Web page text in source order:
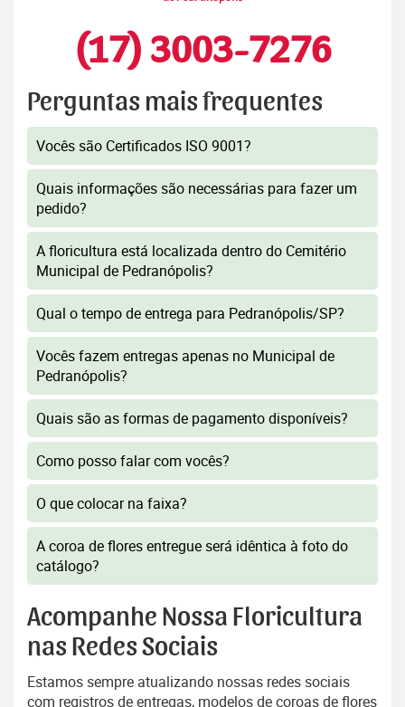
(17) 3003-7276
Perguntas mais frequentes
Vocês são Certificados ISO 9001?
Quais informações são necessárias para fazer um
pedido?
A floricultura está localizada dentro do Cemitério
Municipal de Pedranópolis?
Qual o tempo de entrega para Pedranópolis/SP?
Vocês fazem entregas apenas no Municipal de
Pedranópolis?
Quais são as formas de pagamento disponíveis?
Como posso falar com vocês?
O que colocar na faixa?
A coroa de flores entregue será idêntica à foto do
catálogo?
Acompanhe Nossa Floricultura
nas Redes Sociais
Estamos sempre atualizando nossas redes sociais
com registros de entregas, modelos de coroas de flores